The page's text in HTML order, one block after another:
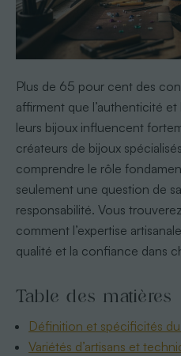
Plus de 65 pour cent des
affirment que l’authenticité
leurs bijoux influencent
créateurs de bijoux
comprendre le rôle
seulement une question de
responsabilité. Vous
comment l’expertise
qualité et la confiance dans
Table des matières
Définition et spécificités
Variétés d’artisans et